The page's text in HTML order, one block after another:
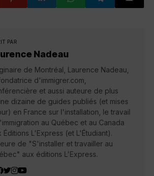
PAR
Nadeau
de Montréal, Laurence Nadeau,
d'immigrer.com,
et aussi auteure de plus
dizaine de guides publiés (et mises
en France sur l'installation, le travail
au Québec et au Canada
Éditions L'Express (et L'Étudiant).
de "S'installer et travailler au
aux éditions L'Express.